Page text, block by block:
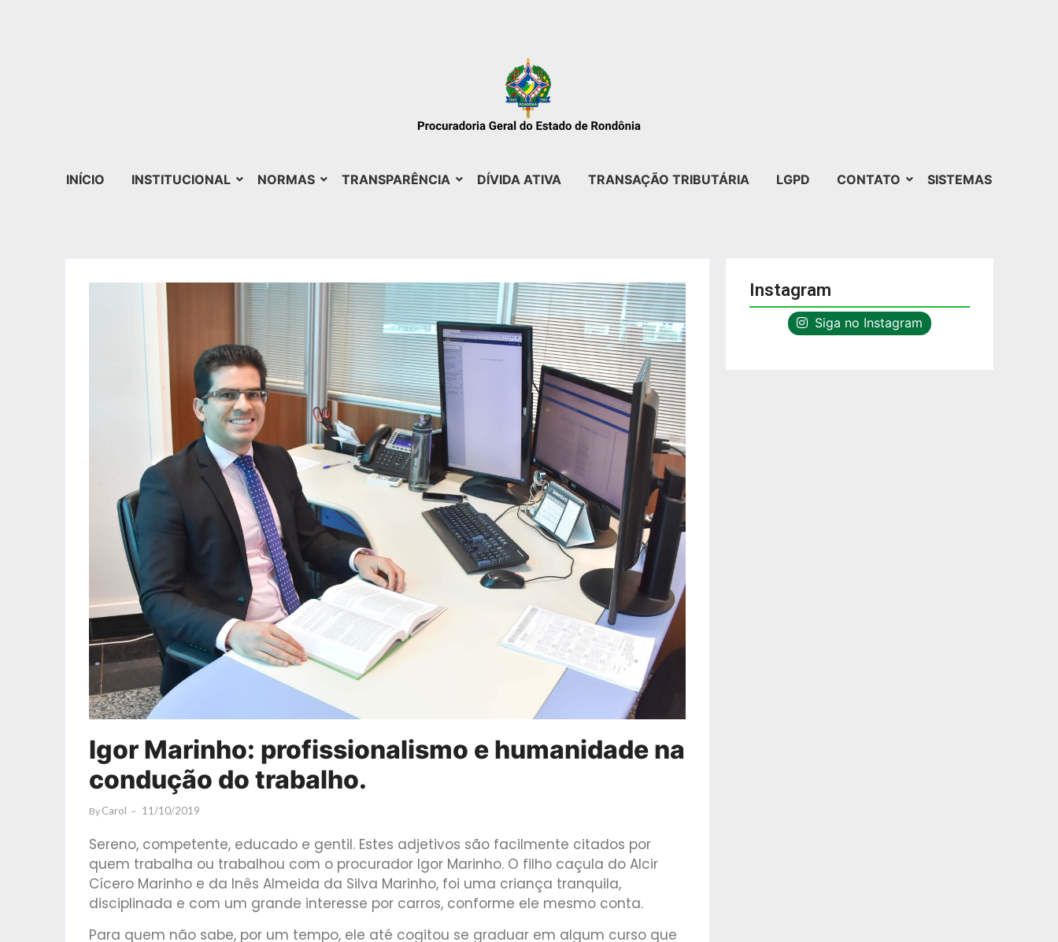
INÍCIO INSTITUCIONAL NORMAS TRANSPARÊNCIA DÍVIDA ATIVA TRANSAÇÃO TRIBUTÁRIA LGPD CONTATO SISTEMAS
Igor Marinho: profissionalismo e humanidade na
condução do trabalho.
By Carol 11/10/2019
Sereno, competente, educado e gentil. Estes adjetivos são facilmente citados por
quem trabalha ou trabalhou com o procurador Igor Marinho. O filho caçula do Alcir
Cícero Marinho e da Inês Almeida da Silva Marinho, foi uma criança tranquila,
disciplinada e com um grande interesse por carros, conforme ele mesmo conta.
Para quem não sabe, por um tempo, ele até cogitou se graduar em algum curso que
Instagram
Siga no Instagram